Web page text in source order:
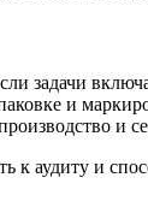
задачи
и
и
к аудиту и